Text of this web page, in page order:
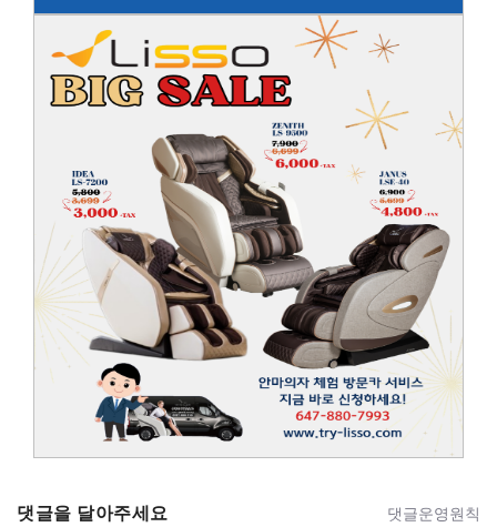
댓글을 달아주세요 댓글운영원칙